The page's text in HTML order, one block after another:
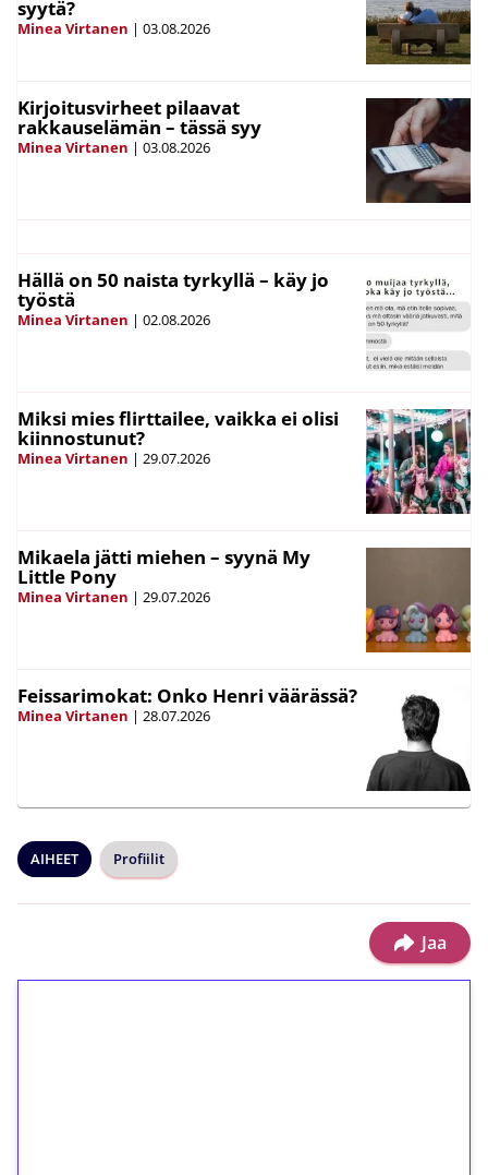
syytä?
Minea Virtanen | 03.08.2026
Kirjoitusvirheet pilaavat
rakkauselämän – tässä syy
Minea Virtanen | 03.08.2026
Hällä on 50 naista tyrkyllä – käy jo
työstä
Minea Virtanen | 02.08.2026
Miksi mies flirttailee, vaikka ei olisi
kiinnostunut?
Minea Virtanen | 29.07.2026
Mikaela jätti miehen – syynä My
Little Pony
Minea Virtanen | 29.07.2026
Feissarimokat: Onko Henri väärässä?
Minea Virtanen | 28.07.2026
AIHEET Profiilit
Jaa